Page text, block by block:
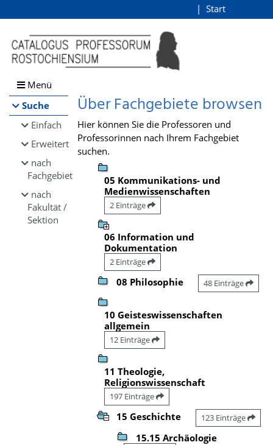
Browsen
direkt zum Inhalt
Start
Menü
Suche
Einfach
Erweitert
nach
Fachgebiet
nach
Fakultät /
Sektion
Über Fachgebiete browsen
Hier können Sie die Professoren und
Professorinnen nach Ihrem Fachgebiet
suchen.
05 Kommunikations- und
Medienwissenschaften
2 Einträge
06 Information und
Dokumentation
2 Einträge
08 Philosophie 48 Einträge
10 Geisteswissenschaften
allgemein
12 Einträge
11 Theologie,
Religionswissenschaft
197 Einträge
15 Geschichte 123 Einträge
15.15 Archäologie